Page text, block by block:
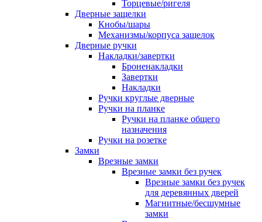
Торцевые/ригеля
Дверные защелки
Кнобы/шары
Механизмы/корпуса защелок
Дверные ручки
Накладки/завертки
Броненакладки
Завертки
Накладки
Ручки круглые дверные
Ручки на планке
Ручки на планке общего
назначения
Ручки на розетке
Замки
Врезные замки
Врезные замки без ручек
Врезные замки без ручек
для деревянных дверей
Магнитные/бесшумные
замки